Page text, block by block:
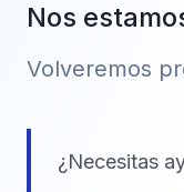
Nos
Volveremos
¿Necesitas